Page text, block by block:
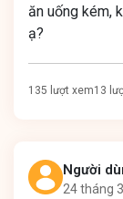
ăn uống kém,
ạ?
135 lượt xem13
Người
24 tháng